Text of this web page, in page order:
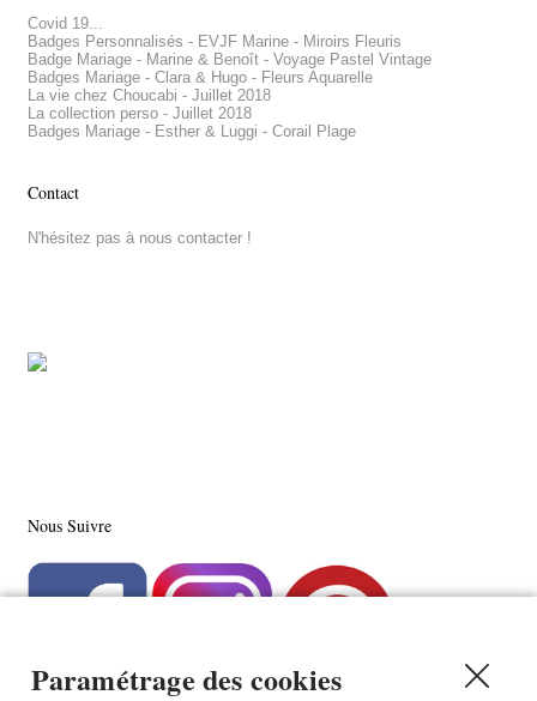
Covid 19...
Badges Personnalisés - EVJF Marine - Miroirs Fleuris
Badge Mariage - Marine & Benoît - Voyage Pastel Vintage
Badges Mariage - Clara & Hugo - Fleurs Aquarelle
La vie chez Choucabi - Juillet 2018
La collection perso - Juillet 2018
Badges Mariage - Esther & Luggi - Corail Plage
Contact
N'hésitez pas à nous contacter !
Nous Suivre
Paramétrage des cookies